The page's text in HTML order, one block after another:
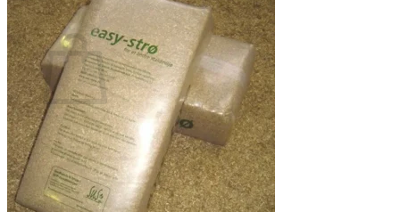
0
Kurv
Ingen varer i kurven.
Tilbage til shoppen